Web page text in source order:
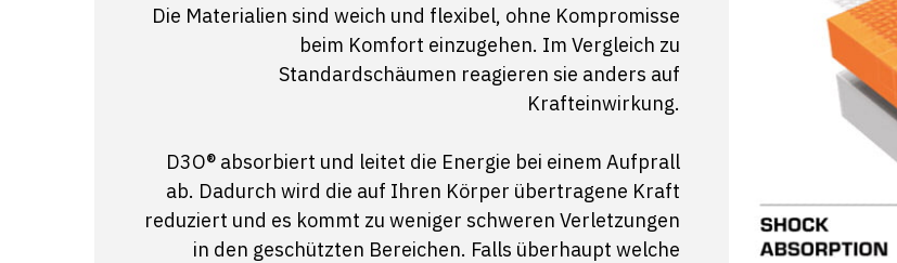
Die Materialien sind weich und flexibel, ohne Kompromisse
beim Komfort einzugehen. Im Vergleich zu
Standardschäumen reagieren sie anders auf
Krafteinwirkung.
D3O® absorbiert und leitet die Energie bei einem Aufprall
ab. Dadurch wird die auf Ihren Körper übertragene Kraft
reduziert und es kommt zu weniger schweren Verletzungen
in den geschützten Bereichen. Falls überhaupt welche